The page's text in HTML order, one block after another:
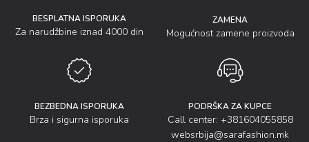
BESPLATNA ISPORUKA
Za narudžbine iznad 4000 din
ZAMENA
Mogućnost zamene proizvoda
BEZBEDNA ISPORUKA
Brza i sigurna isporuka
PODRŠKA ZA KUPCE
Call center: +381604055858
websrbija@sarafashion.mk